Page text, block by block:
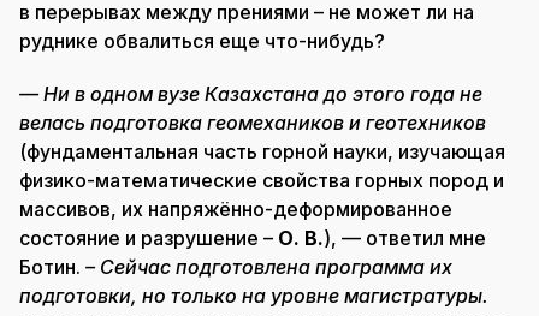
в перерывах между прениями – не может ли на
руднике обвалиться еще что-нибудь?
— Ни в одном вузе Казахстана до этого года не
велась подготовка геомехаников и геотехников
(фундаментальная часть горной науки, изучающая
физико-математические свойства горных пород и
массивов, их напряжённо-деформированное
состояние и разрушение – О. В.), — ответил мне
Ботин. – Сейчас подготовлена программа их
подготовки, но только на уровне магистратуры.